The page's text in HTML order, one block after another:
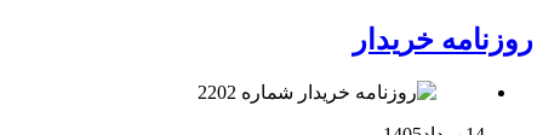
روزنامه خریدار